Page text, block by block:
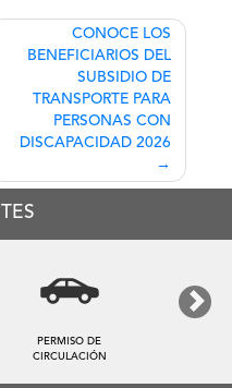
CONOCE LOS
BENEFICIARIOS DEL
SUBSIDIO DE
TRANSPORTE PARA
PERSONAS CON
DISCAPACIDAD 2026
PERMISO DE
CIRCULACIÓN
Next